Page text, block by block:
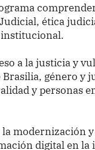
ética
a la justicia y
Brasilia, género y
y personas
modernización
digital en